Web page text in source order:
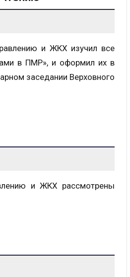
и ЖКХ изучил все
в ПМР», и оформил их в
заседании Верховного
и ЖКХ рассмотрены